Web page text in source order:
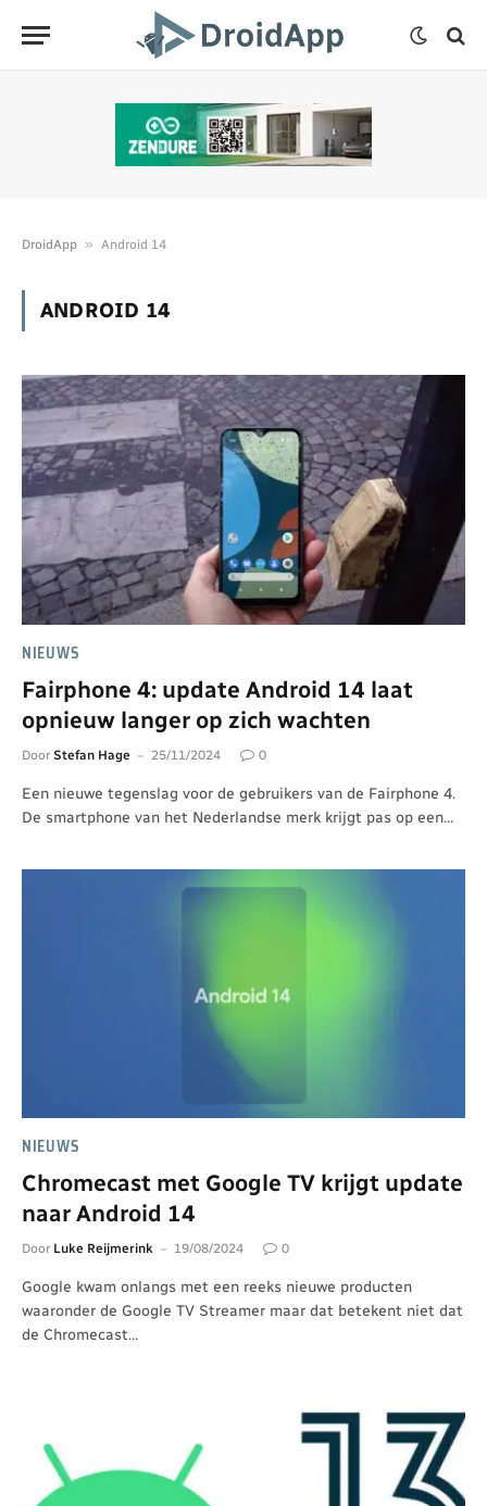
DroidApp » Android 14
ANDROID 14
NIEUWS
Fairphone 4: update Android 14 laat
opnieuw langer op zich wachten
Door Stefan Hage 25/11/2024 0
Een nieuwe tegenslag voor de gebruikers van de Fairphone 4.
De smartphone van het Nederlandse merk krijgt pas op een…
NIEUWS
Chromecast met Google TV krijgt update
naar Android 14
Door Luke Reijmerink 19/08/2024 0
Google kwam onlangs met een reeks nieuwe producten
waaronder de Google TV Streamer maar dat betekent niet dat
de Chromecast…